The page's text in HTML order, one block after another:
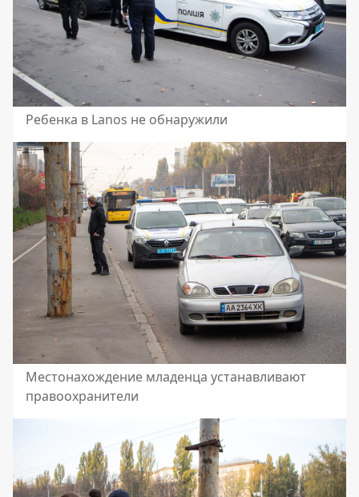
Ребенка в Lanos не обнаружили
Местонахождение младенца устанавливают
правоохранители